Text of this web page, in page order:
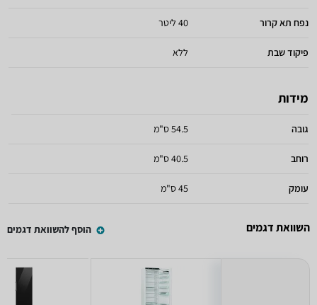
נפח תא קרור 40 ליטר
פיקוד שבת ללא
מידות
גובה 54.5 ס"מ
רוחב 40.5 ס"מ
עומק 45 ס"מ
השוואת דגמים הוסף להשוואת דגמים